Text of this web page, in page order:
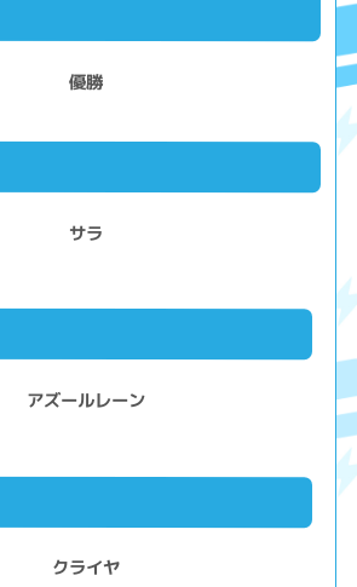
優勝
サラ
アズールレーン
クライヤ